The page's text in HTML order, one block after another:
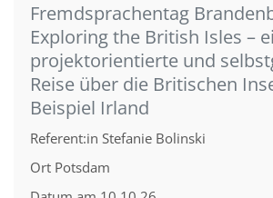
Fremdsprachentag
Exploring the British Isles –
projektorientierte und
Reise über die Britischen
Beispiel Irland
Referent:in Stefanie Bolinski
Ort Potsdam